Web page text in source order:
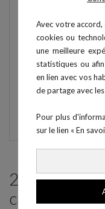
Avec votre
cookies ou
une meilleure
statistiques ou
en lien avec vos
de partage avec
Pour plus
sur le lien « En
Capacité :
Mesure seuil
Batterie NiMH
Dimensions :
Embout 1 cm²
2 produits
catégorie :